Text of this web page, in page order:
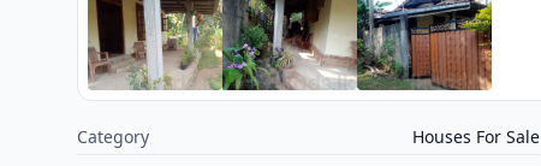
Category Houses For Sale